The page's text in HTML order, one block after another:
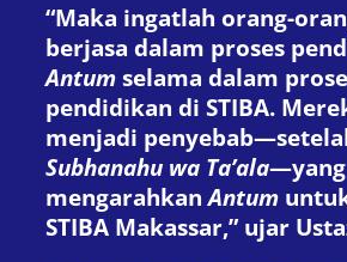
“Maka ingatlah orang-
berjasa dalam proses
Antum selama dalam
pendidikan di STIBA.
menjadi
Subhanahu wa Ta’ala—yang
mengarahkanAntum
STIBA Makassar,” ujar